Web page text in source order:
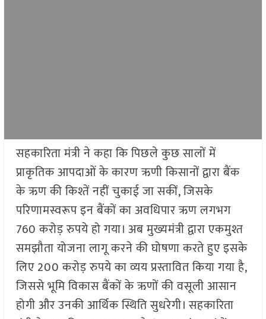
सहकारिता मंत्री ने कहा कि पिछले कुछ सालों में
प्राकृतिक आपदाओं के कारण ऋणी किसानों द्वारा बैंक
के ऋण की किश्तें नहीं चुकाई जा सकीं, जिसके
परिणामस्वरूप इन बैंकों का अवधिपार ऋण लगभग
760 करोड़ रुपये हो गया। अब मुख्यमंत्री द्वारा एकमुश्त
समझौता योजना लागू करने की घोषणा करते हुए इसके
लिए 200 करोड़ रुपये का व्यय प्रस्तावित किया गया है,
जिससे भूमि विकास बैंकों के ऋणों की वसूली आसान
होगी और उनकी आर्थिक स्थिति सुधरेगी। सहकारिता